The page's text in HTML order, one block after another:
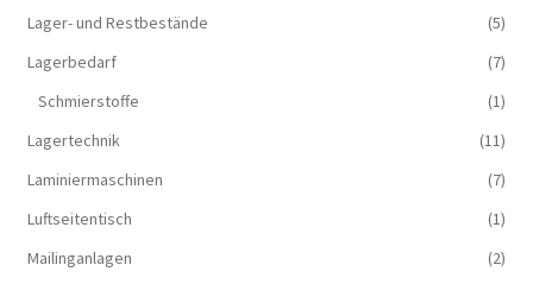
Lager- und Restbestände
(5)
Lagerbedarf
(7)
Schmierstoffe
(1)
Lagertechnik
(11)
Laminiermaschinen
(7)
Luftseitentisch
(1)
Mailinganlagen
(2)